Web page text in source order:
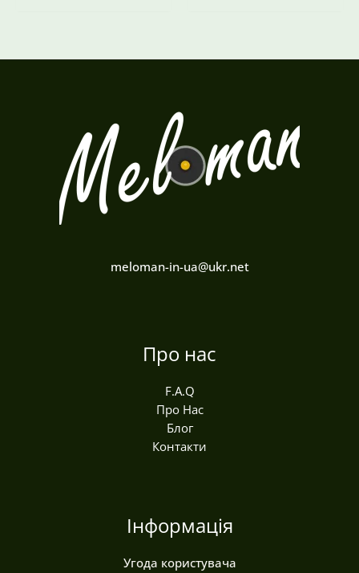
meloman-in-ua@ukr.net
Про нас
F.A.Q
Про Нас
Блог
Контакти
Інформація
Угода користувача